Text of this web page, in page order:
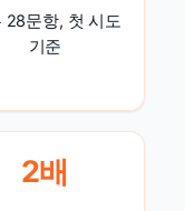
28문항, 첫 시도
기준
2배